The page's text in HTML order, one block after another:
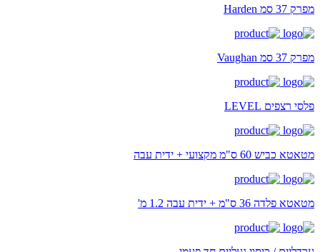
מפרק 37 סמ Harden
מפרק 37 סמ Vaughan
פלסי רצפים LEVEL
מטאטא כביש 60 ס"מ מקצועי + ידית עבה
מטאטא פלדה 36 ס"מ + ידית עבה 1.2 מ'